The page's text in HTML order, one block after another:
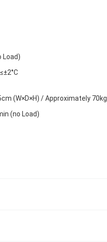
Load)
≤±2°C
(W×D×H) / Approximately 70kg
(no Load)